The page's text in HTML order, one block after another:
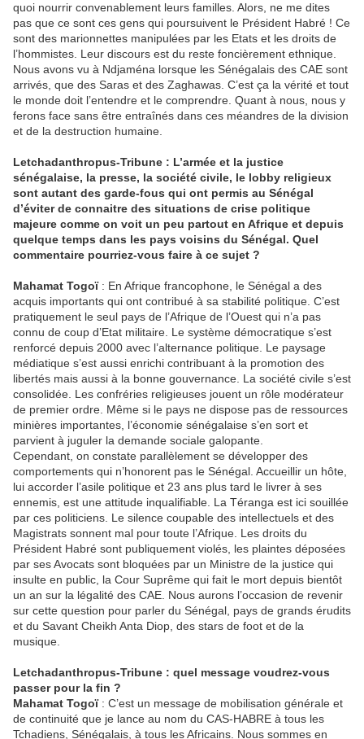
quoi nourrir convenablement leurs familles. Alors, ne me dites
pas que ce sont ces gens qui poursuivent le Président Habré ! Ce
sont des marionnettes manipulées par les Etats et les droits de
l’hommistes. Leur discours est du reste foncièrement ethnique.
Nous avons vu à Ndjaména lorsque les Sénégalais des CAE sont
arrivés, que des Saras et des Zaghawas. C’est ça la vérité et tout
le monde doit l’entendre et le comprendre. Quant à nous, nous y
ferons face sans être entraînés dans ces méandres de la division
et de la destruction humaine.
Letchadanthropus-Tribune : L’armée et la justice
sénégalaise, la presse, la société civile, le lobby religieux
sont autant des garde-fous qui ont permis au Sénégal
d’éviter de connaitre des situations de crise politique
majeure comme on voit un peu partout en Afrique et depuis
quelque temps dans les pays voisins du Sénégal. Quel
commentaire pourriez-vous faire à ce sujet ?
Mahamat Togoï : En Afrique francophone, le Sénégal a des
acquis importants qui ont contribué à sa stabilité politique. C’est
pratiquement le seul pays de l’Afrique de l’Ouest qui n’a pas
connu de coup d’Etat militaire. Le système démocratique s’est
renforcé depuis 2000 avec l’alternance politique. Le paysage
médiatique s’est aussi enrichi contribuant à la promotion des
libertés mais aussi à la bonne gouvernance. La société civile s’est
consolidée. Les confréries religieuses jouent un rôle modérateur
de premier ordre. Même si le pays ne dispose pas de ressources
minières importantes, l’économie sénégalaise s’en sort et
parvient à juguler la demande sociale galopante.
Cependant, on constate parallèlement se développer des
comportements qui n’honorent pas le Sénégal. Accueillir un hôte,
lui accorder l’asile politique et 23 ans plus tard le livrer à ses
ennemis, est une attitude inqualifiable. La Téranga est ici souillée
par ces politiciens. Le silence coupable des intellectuels et des
Magistrats sonnent mal pour toute l’Afrique. Les droits du
Président Habré sont publiquement violés, les plaintes déposées
par ses Avocats sont bloquées par un Ministre de la justice qui
insulte en public, la Cour Suprême qui fait le mort depuis bientôt
un an sur la légalité des CAE. Nous aurons l’occasion de revenir
sur cette question pour parler du Sénégal, pays de grands érudits
et du Savant Cheikh Anta Diop, des stars de foot et de la
musique.
Letchadanthropus-Tribune : quel message voudrez-vous
passer pour la fin ?
Mahamat Togoï: C’est un message de mobilisation générale et
de continuité que je lance au nom du CAS-HABRE à tous les
Tchadiens, Sénégalais, à tous les Africains. Nous sommes en